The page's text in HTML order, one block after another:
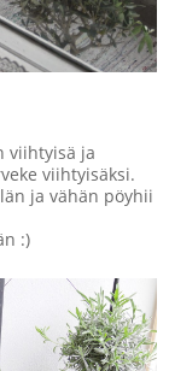
viihtyisä ja
viihtyisäksi.
ja vähän pöyhii
:)